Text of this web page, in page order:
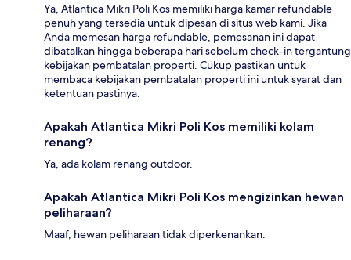
Ya, Atlantica Mikri Poli Kos memiliki harga kamar refundable
penuh yang tersedia untuk dipesan di situs web kami. Jika
Anda memesan harga refundable, pemesanan ini dapat
dibatalkan hingga beberapa hari sebelum check-in tergantung
kebijakan pembatalan properti. Cukup pastikan untuk
membaca kebijakan pembatalan properti ini untuk syarat dan
ketentuan pastinya.
Apakah Atlantica Mikri Poli Kos memiliki kolam
renang?
Ya, ada kolam renang outdoor.
Apakah Atlantica Mikri Poli Kos mengizinkan hewan
peliharaan?
Maaf, hewan peliharaan tidak diperkenankan.